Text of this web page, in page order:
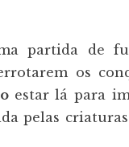
partida de
os
estar lá para
pelas